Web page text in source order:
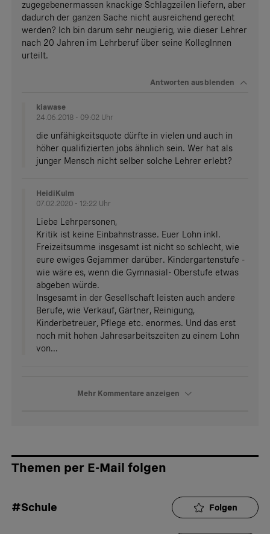
zugegebenermassen knackige Schlagzeilen liefern, aber
dadurch der ganzen Sache nicht ausreichend gerecht
werden? Ich bin darum sehr neugierig, wie dieser Lehrer
nach 20 Jahren im Lehrberuf über seine KollegInnen
urteilt.
Antworten ausblenden
kiawase
24.06.2018 - 09:02 Uhr
die unfähigkeitsquote dürfte in vielen und auch in
höher qualifizierten jobs ähnlich sein. Wer hat als
junger Mensch nicht selber solche Lehrer erlebt?
HeidiKulm
07.02.2020 - 12:22 Uhr
Liebe Lehrpersonen,
Kritik ist keine Einbahnstrasse. Euer Lohn inkl.
Freizeitsumme insgesamt ist nicht so schlecht, wie
eure ewiges Gejammer darüber. Kindergartenstufe -
wie wäre es, wenn die Gymnasial- Oberstufe etwas
abgeben würde.
Insgesamt in der Gesellschaft leisten auch andere
Berufe, wie Verkauf, Gärtner, Reinigung,
Kinderbetreuer, Pflege etc. enormes. Und das erst
noch mit hohen Jahresarbeitszeiten zu einem Lohn
von...
Mehr Kommentare anzeigen
Themen per E-Mail folgen
#Schule Folgen